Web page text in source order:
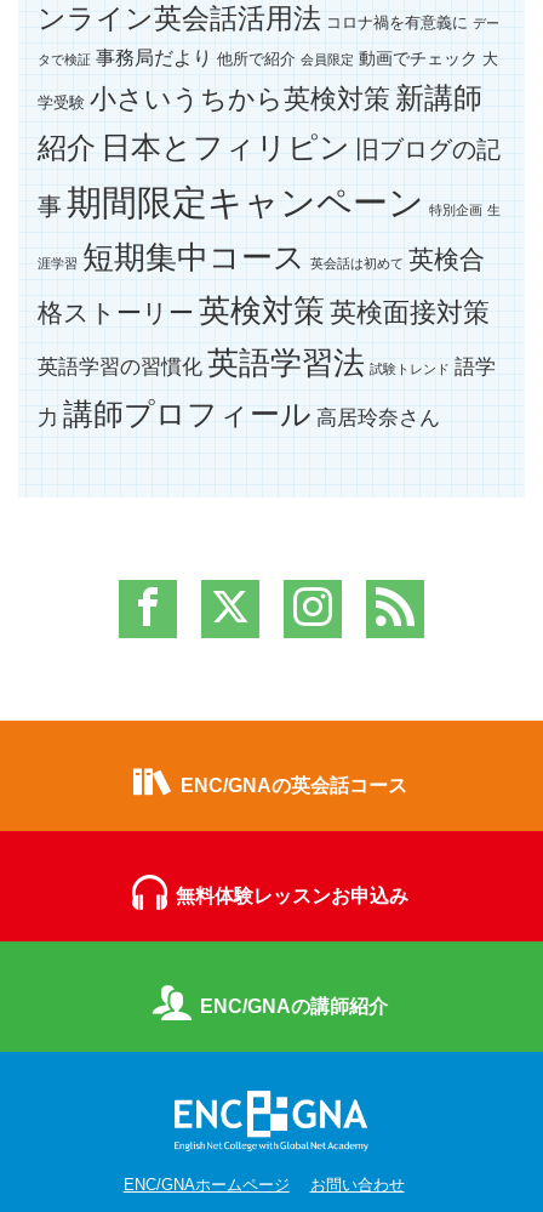
ンライン英会話活用法 コロナ禍を有意義に デー
タで検証 事務局だより 他所で紹介 会員限定 動画でチェック 大
学受験 小さいうちから英検対策 新講師
紹介 日本とフィリピン 旧ブログの記
事期間限定キャンペーン 特別企画 生
涯学習 短期集中コース 英会話は初めて 英検合
格ストーリー 英検対策 英検面接対策
英語学習の習慣化 英語学習法 試験トレンド 語学
力 講師プロフィール 高居玲奈さん
ENC/GNAの英会話コース
無料体験レッスンお申込み
ENC/GNAの講師紹介
ENC/GNAホームページ お問い合わせ